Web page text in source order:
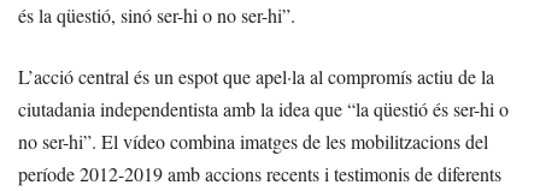
és la qüestió, sinó ser-hi o no ser-hi”.
L’acció central és un espot que apel·la al compromís actiu de la
ciutadania independentista amb la idea que “la qüestió és ser-hi o
no ser-hi”. El vídeo combina imatges de les mobilitzacions del
període 2012-2019 amb accions recents i testimonis de diferents